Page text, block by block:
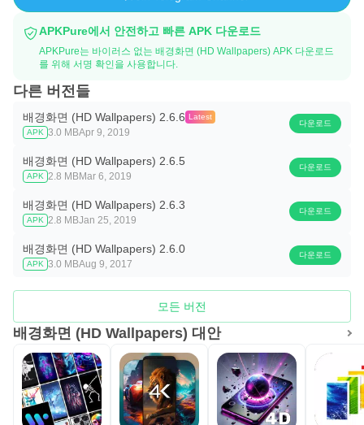
APKPure에서 안전하고 빠른 APK 다운로드
APKPure는 바이러스 없는 배경화면 (HD Wallpapers) APK 다운로드
를 위해 서명 확인을 사용합니다.
다른 버전들
배경화면 (HD Wallpapers) 2.6.6 Latest
APK 3.0 MBApr 9, 2019
다운로드
배경화면 (HD Wallpapers) 2.6.5
APK 2.8 MBMar 6, 2019
다운로드
배경화면 (HD Wallpapers) 2.6.3
APK 2.8 MBJan 25, 2019
다운로드
배경화면 (HD Wallpapers) 2.6.0
APK 3.0 MBAug 9, 2017
다운로드
모든 버전
배경화면 (HD Wallpapers) 대안